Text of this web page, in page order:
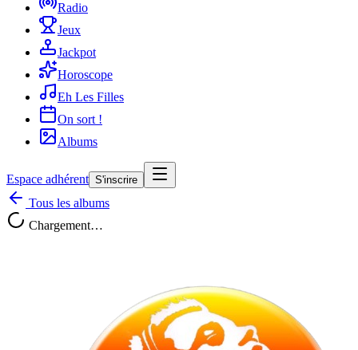
Radio
Jeux
Jackpot
Horoscope
Eh Les Filles
On sort !
Albums
Espace adhérent S'inscrire
Tous les albums
Chargement…